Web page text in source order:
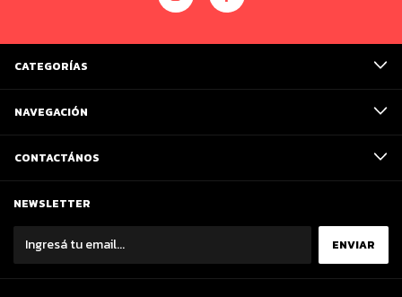
CATEGORÍAS
NAVEGACIÓN
CONTACTÁNOS
NEWSLETTER